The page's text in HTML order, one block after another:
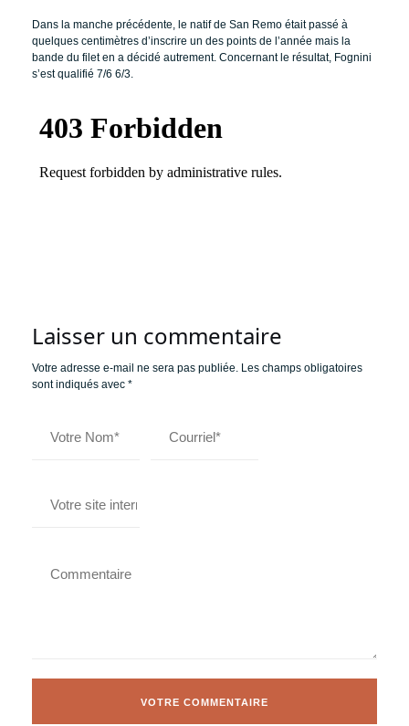
Dans la manche précédente, le natif de San Remo était passé à
quelques centimètres d’inscrire un des points de l’année mais la
bande du filet en a décidé autrement. Concernant le résultat, Fognini
s’est qualifié 7/6 6/3.
Laisser un commentaire
Votre adresse e-mail ne sera pas publiée. Les champs obligatoires
sont indiqués avec *